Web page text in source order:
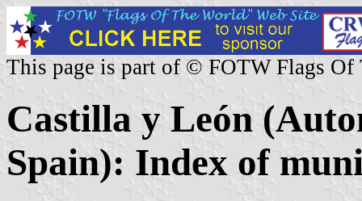
This page is part of © FOTW Flags Of
Castilla y León
Spain): Index of